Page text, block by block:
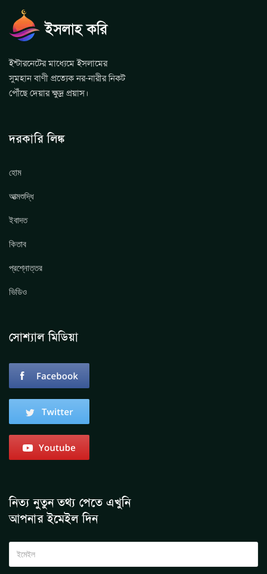
ইন্টারনেটের মাধ্যেমে ইসলামের
সুমহান বাণী প্রত্যেক নর-নারীর নিকট
পৌঁছে দেয়ার ক্ষুদ্র প্রয়াস।
দরকারি লিঙ্ক
হোম
আত্মশুদ্ধি
ইবাদত
কিতাব
প্রশ্নোত্তর
ভিডিও
সোশ্যাল মিডিয়া
নিত্য নুতুন তথ্য পেতে এখুনি
আপনার ইমেইল দিন